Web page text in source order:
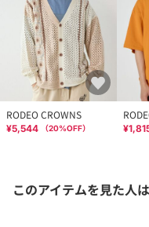
RODEO CROWNS
¥5,544 （20%OFF）